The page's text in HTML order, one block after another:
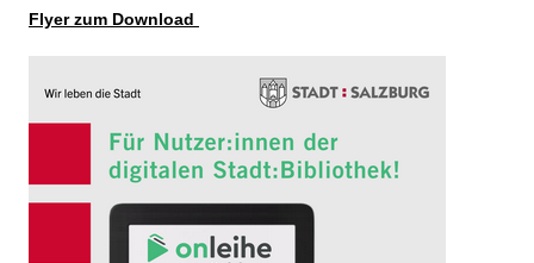
Flyer zum Download